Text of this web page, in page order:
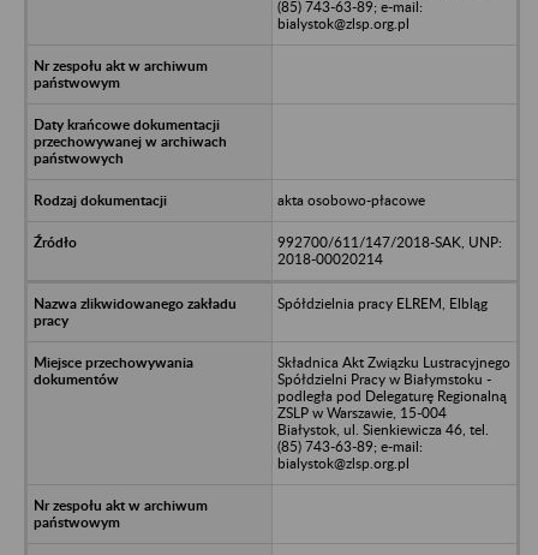
(85) 743-63-89; e-mail:
bialystok@zlsp.org.pl
akta osobowo-płacowe
992700/611/147/2018-SAK, UNP:
2018-00020214
Spółdzielnia pracy ELREM, Elbląg
Składnica Akt Związku Lustracyjnego
Spółdzielni Pracy w Białymstoku -
podległa pod Delegaturę Regionalną
ZSLP w Warszawie, 15-004
Białystok, ul. Sienkiewicza 46, tel.
(85) 743-63-89; e-mail:
bialystok@zlsp.org.pl